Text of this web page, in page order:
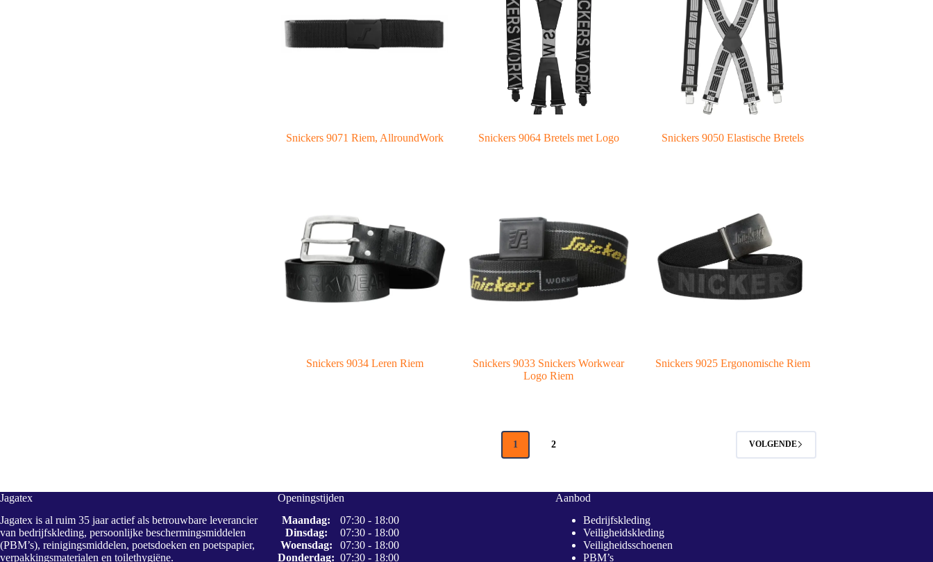
Snickers 9071 Riem, AllroundWork Snickers 9064 Bretels met Logo Snickers 9050 Elastische Bretels
Snickers 9034 Leren Riem
Snickers 9033 Snickers Workwear
Logo Riem
Snickers 9025 Ergonomische Riem
1 2 VOLGENDE
Jagatex
Jagatex is al ruim 35 jaar actief als betrouwbare leverancier
van bedrijfskleding, persoonlijke beschermingsmiddelen
(PBM’s), reinigingsmiddelen, poetsdoeken en poetspapier,
verpakkingsmaterialen en toilethygiëne.
Openingstijden
Maandag:
07:30 - 18:00
Dinsdag:
07:30 - 18:00
Woensdag:
07:30 - 18:00
Donderdag: 07:30 - 18:00
Aanbod
Bedrijfskleding
Veiligheidskleding
Veiligheidsschoenen
PBM’s